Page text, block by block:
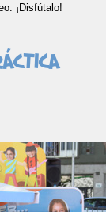
¡Disfútalo!